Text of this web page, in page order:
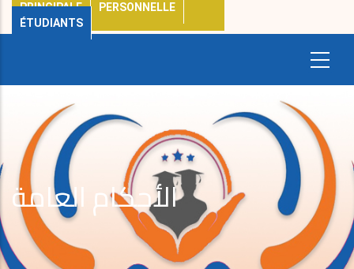
PRINCIPALE
PERSONNELLE
ÉTUDIANTS
الأحكام العامة